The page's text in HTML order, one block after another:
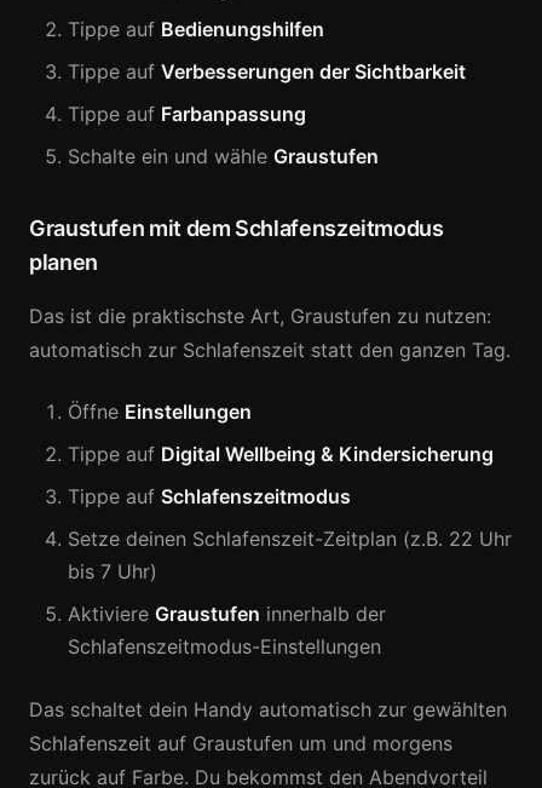
Tippe auf Bedienungshilfen
Tippe auf Verbesserungen der Sichtbarkeit
Tippe auf Farbanpassung
Schalte ein und wähle Graustufen
Graustufen mit dem Schlafenszeitmodus
planen
Das ist die praktischste Art, Graustufen zu nutzen:
automatisch zur Schlafenszeit statt den ganzen Tag.
Öffne Einstellungen
Tippe auf Digital Wellbeing & Kindersicherung
Tippe auf Schlafenszeitmodus
Setze deinen Schlafenszeit-Zeitplan (z.B. 22 Uhr
bis 7 Uhr)
Aktiviere Graustufen innerhalb der
Schlafenszeitmodus-Einstellungen
Das schaltet dein Handy automatisch zur gewählten
Schlafenszeit auf Graustufen um und morgens
zurück auf Farbe. Du bekommst den Abendvorteil